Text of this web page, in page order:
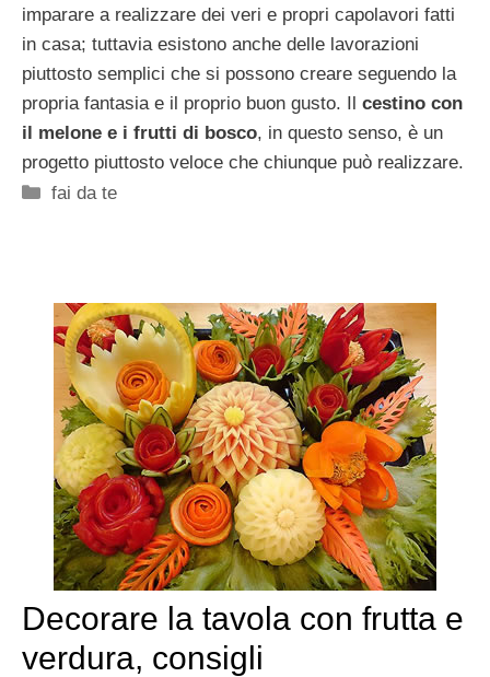
imparare a realizzare dei veri e propri capolavori fatti
in casa; tuttavia esistono anche delle lavorazioni
piuttosto semplici che si possono creare seguendo la
propria fantasia e il proprio buon gusto. Il cestino con
il melone e i frutti di bosco, in questo senso, è un
progetto piuttosto veloce che chiunque può realizzare.
Categorie
fai da te
Decorare la tavola con frutta e
verdura, consigli